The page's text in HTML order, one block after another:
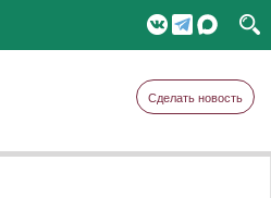
Сделать новость